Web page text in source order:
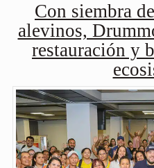
Con siembra
alevinos,
restauración y